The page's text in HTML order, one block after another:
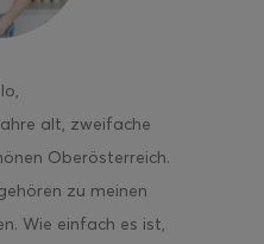
,
alt, zweifache
Oberösterreich.
zu meinen
Wie einfach es ist,